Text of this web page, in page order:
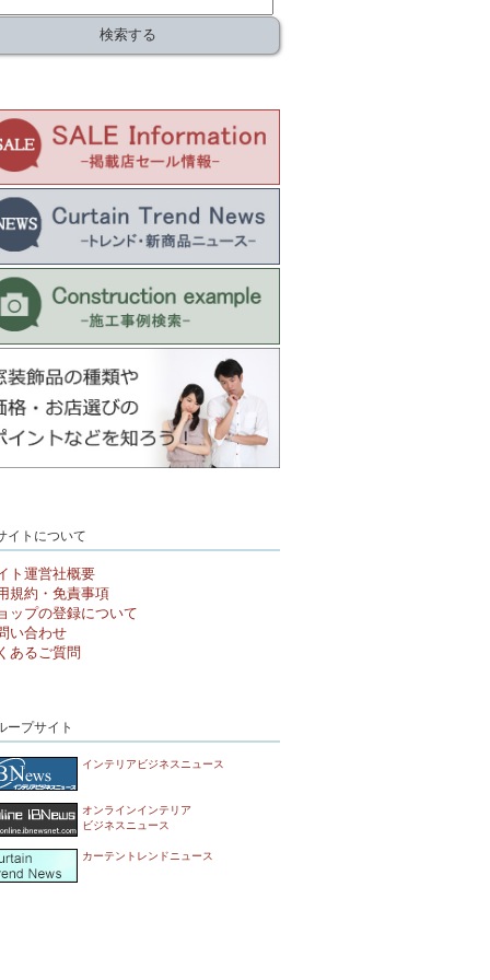
イトについて
ト運営社概要
規約・免責事項
ップの登録について
い合わせ
あるご質問
ープサイト
インテリアビジネスニュース
オンラインインテリア
ビジネスニュース
カーテントレンドニュース